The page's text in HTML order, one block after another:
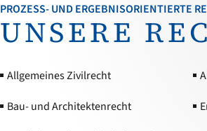
PROZESS- UND ERGEBNISORIENTIERTE
UNSERE
Allgemeines Zivilrecht
Bau- und Architektenrecht